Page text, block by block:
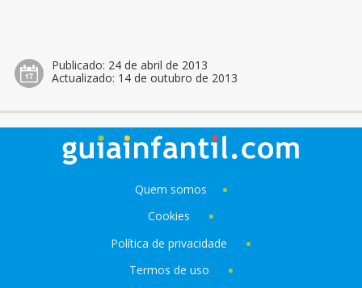
Publicado: 24 de abril de 2013
Actualizado: 14 de outubro de 2013
Quem somos
Cookies
Política de privacidade
Termos de uso